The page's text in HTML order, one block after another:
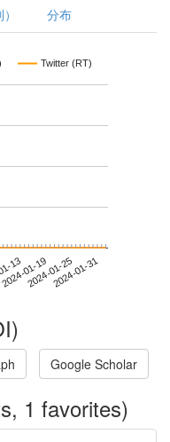
分布
Twitter (RT)
13
2024-01-192024-01-252024-01-31
Google Scholar
1 favorites)